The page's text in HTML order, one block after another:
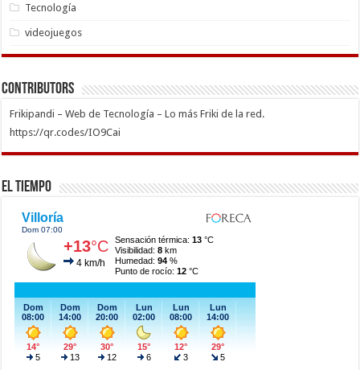
Tecnología
videojuegos
Contributors
Frikipandi – Web de Tecnología – Lo más Friki de la red.
https://qr.codes/IO9Cai
El Tiempo